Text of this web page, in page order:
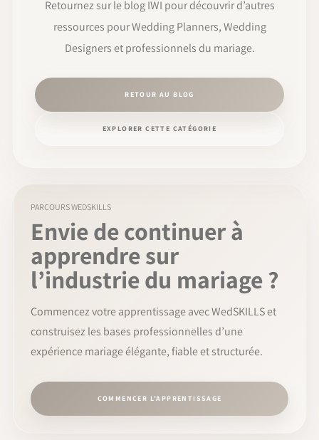
Retournez sur le blog IWI pour découvrir d’autres
ressources pour Wedding Planners, Wedding
Designers et professionnels du mariage.
RETOUR AU BLOG
EXPLORER CETTE CATÉGORIE
PARCOURS WEDSKILLS
Envie de continuer à
apprendre sur
l’industrie du mariage ?
Commencez votre apprentissage avec WedSKILLS et
construisez les bases professionnelles d’une
expérience mariage élégante, fiable et structurée.
COMMENCER L’APPRENTISSAGE